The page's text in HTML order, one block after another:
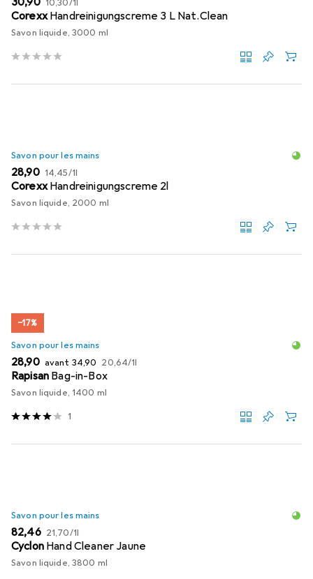
10,30/1l
Corexx Handreinigungscreme 3 L Nat.Clean
Savon liquide, 3000 ml
Savon pour les mains
EUR
28,90 EUR
14,45/1l
Corexx Handreinigungscreme 2l
Savon liquide, 2000 ml
−17%
Savon pour les mains
EUR
28,90 avant EUR
34,90 EUR
20,64/1l
Rapisan Bag-in-Box
Savon liquide, 1400 ml
1
Savon pour les mains
EUR
82,46 EUR
21,70/1l
Cyclon Hand Cleaner Jaune
Savon liquide, 3800 ml